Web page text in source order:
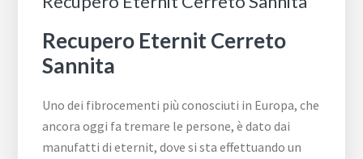
Recupero Eternit Cerreto
Sannita
Uno dei fibrocementi più conosciuti in Europa, che
ancora oggi fa tremare le persone, è dato dai
manufatti di eternit, dove si sta effettuando un